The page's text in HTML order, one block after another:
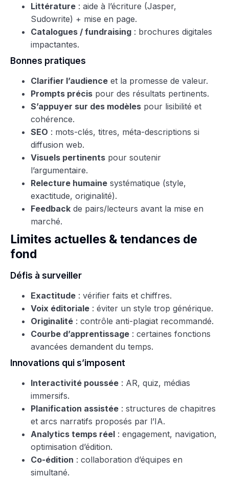
Littérature : aide à l’écriture (Jasper,
Sudowrite) + mise en page.
Catalogues / fundraising : brochures digitales
impactantes.
Bonnes pratiques
Clarifier l’audience et la promesse de valeur.
Prompts précis pour des résultats pertinents.
S’appuyer sur des modèles pour lisibilité et
cohérence.
SEO : mots-clés, titres, méta-descriptions si
diffusion web.
Visuels pertinents pour soutenir
l’argumentaire.
Relecture humaine systématique (style,
exactitude, originalité).
Feedback de pairs/lecteurs avant la mise en
marché.
Limites actuelles & tendances de
fond
Défis à surveiller
Exactitude : vérifier faits et chiffres.
Voix éditoriale : éviter un style trop générique.
Originalité : contrôle anti-plagiat recommandé.
Courbe d’apprentissage : certaines fonctions
avancées demandent du temps.
Innovations qui s’imposent
Interactivité poussée : AR, quiz, médias
immersifs.
Planification assistée : structures de chapitres
et arcs narratifs proposés par l’IA.
Analytics temps réel : engagement, navigation,
optimisation d’édition.
Co-édition : collaboration d’équipes en
simultané.